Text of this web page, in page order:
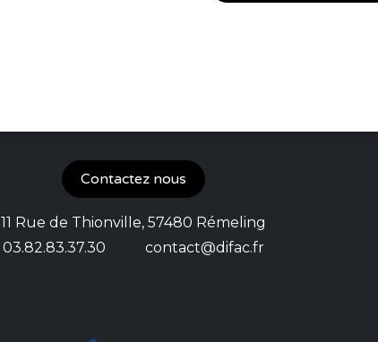
Contactez nous
11 Rue de Thionville, 57480 Rémeling
03.82.83.37.30 contact@difac.fr